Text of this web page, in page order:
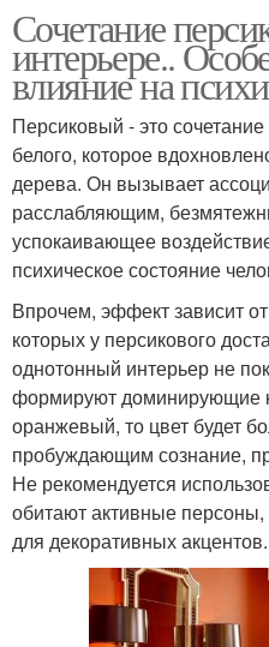
Сочетание
интерьере..
влияние на
Персиковый - это
белого, которое
дерева. Он вызывает
расслабляющим,
успокаивающее
психическое состояние
Впрочем, эффект зависит
которых у персикового
однотонный интерьер не
формируют доминирующие
оранжевый, то цвет будет
пробуждающим сознание,
Не рекомендуется
обитают активные
для декоративных акцентов.